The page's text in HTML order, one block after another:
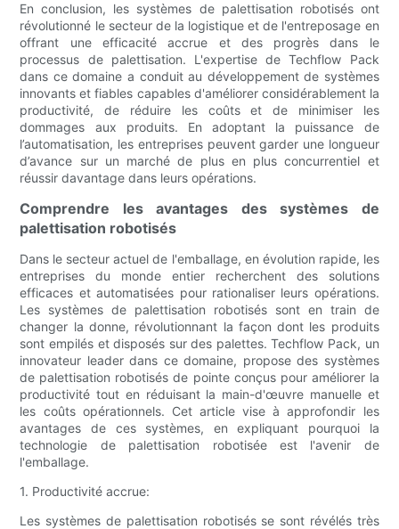
En conclusion, les systèmes de palettisation robotisés ont
révolutionné le secteur de la logistique et de l'entreposage en
offrant une efficacité accrue et des progrès dans le
processus de palettisation. L'expertise de Techflow Pack
dans ce domaine a conduit au développement de systèmes
innovants et fiables capables d'améliorer considérablement la
productivité, de réduire les coûts et de minimiser les
dommages aux produits. En adoptant la puissance de
l’automatisation, les entreprises peuvent garder une longueur
d’avance sur un marché de plus en plus concurrentiel et
réussir davantage dans leurs opérations.
Comprendre les avantages des systèmes de
palettisation robotisés
Dans le secteur actuel de l'emballage, en évolution rapide, les
entreprises du monde entier recherchent des solutions
efficaces et automatisées pour rationaliser leurs opérations.
Les systèmes de palettisation robotisés sont en train de
changer la donne, révolutionnant la façon dont les produits
sont empilés et disposés sur des palettes. Techflow Pack, un
innovateur leader dans ce domaine, propose des systèmes
de palettisation robotisés de pointe conçus pour améliorer la
productivité tout en réduisant la main-d'œuvre manuelle et
les coûts opérationnels. Cet article vise à approfondir les
avantages de ces systèmes, en expliquant pourquoi la
technologie de palettisation robotisée est l'avenir de
l'emballage.
1. Productivité accrue:
Les systèmes de palettisation robotisés se sont révélés très